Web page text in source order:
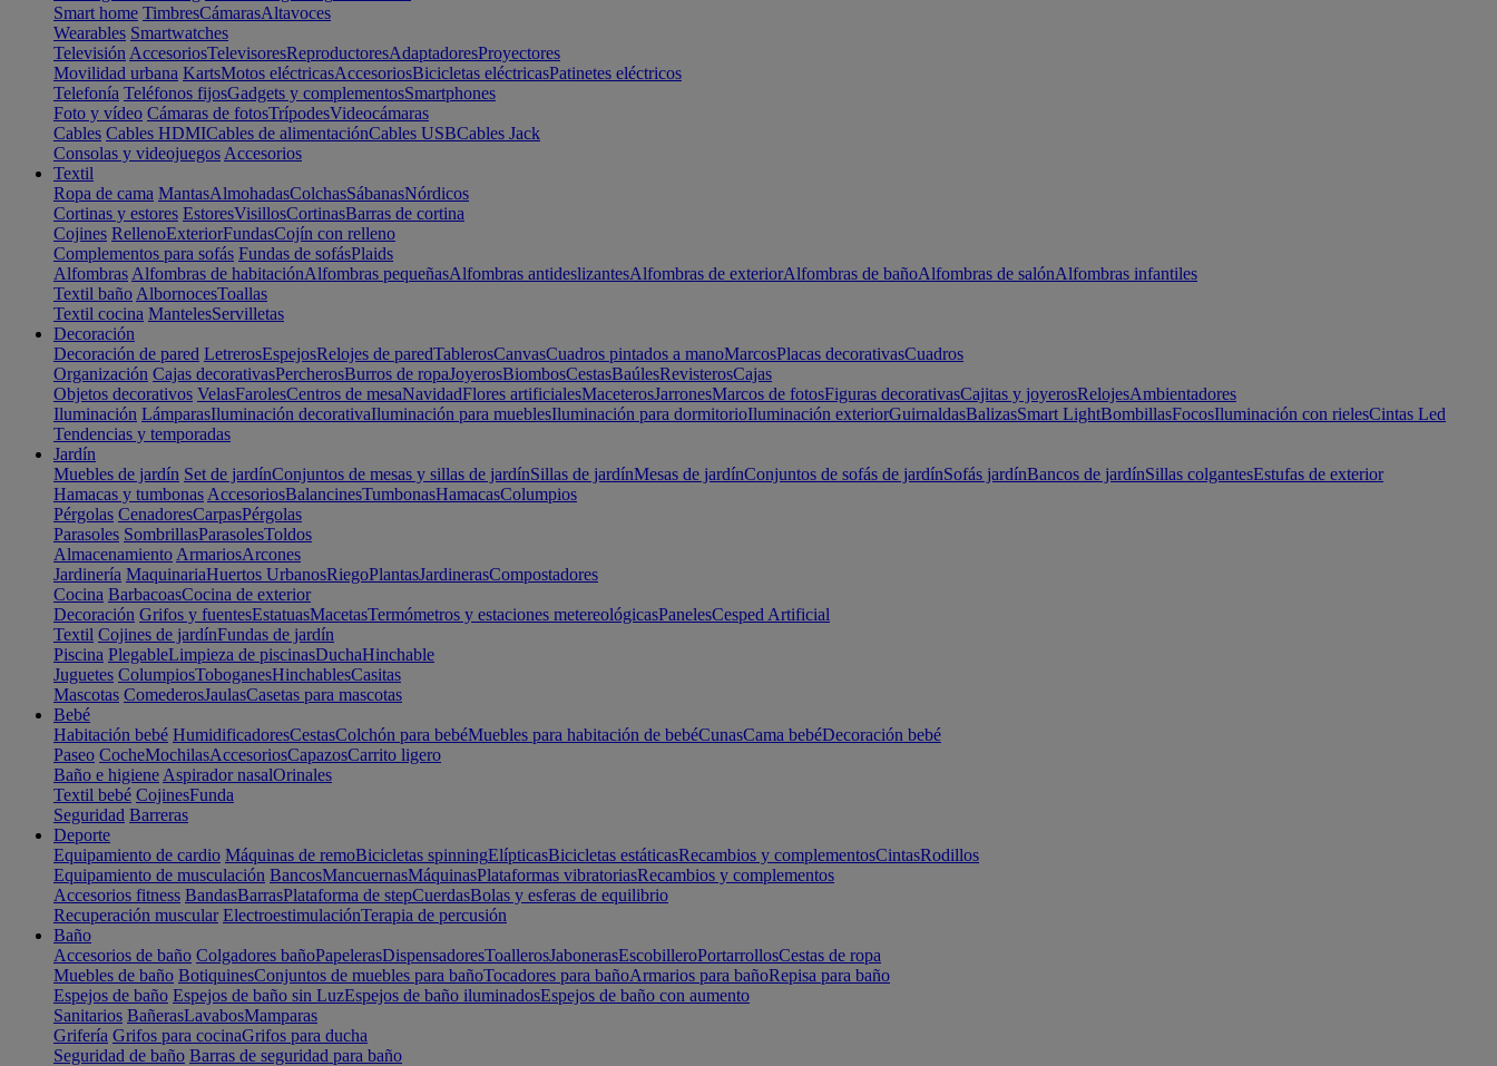
Smart home TimbresCámarasAltavoces
Wearables Smartwatches
Televisión AccesoriosTelevisoresReproductoresAdaptadoresProyectores
Movilidad urbana KartsMotos eléctricasAccesoriosBicicletas eléctricasPatinetes eléctricos
Telefonía Teléfonos fijosGadgets y complementosSmartphones
Foto y vídeo Cámaras de fotosTrípodesVideocámaras
Cables Cables HDMICables de alimentaciónCables USBCables Jack
Consolas y videojuegos Accesorios
Textil
Ropa de cama MantasAlmohadasColchasSábanasNórdicos
Cortinas y estores EstoresVisillosCortinasBarras de cortina
Cojines RellenoExteriorFundasCojín con relleno
Complementos para sofás Fundas de sofásPlaids
Alfombras Alfombras de habitaciónAlfombras pequeñasAlfombras antideslizantesAlfombras de exteriorAlfombras de bañoAlfombras de salónAlfombras infantiles
Textil baño AlbornocesToallas
Textil cocina MantelesServilletas
Decoración
Decoración de pared LetrerosEspejosRelojes de paredTablerosCanvasCuadros pintados a manoMarcosPlacas decorativasCuadros
Organización Cajas decorativasPercherosBurros de ropaJoyerosBiombosCestasBaúlesRevisterosCajas
Objetos decorativos VelasFarolesCentros de mesaNavidadFlores artificialesMaceterosJarronesMarcos de fotosFiguras decorativasCajitas y joyerosRelojesAmbientadores
Iluminación LámparasIluminación decorativaIluminación para mueblesIluminación para dormitorioIluminación exteriorGuirnaldasBalizasSmart LightBombillasFocosIluminación con rielesCintas Led
Tendencias y temporadas
Jardín
Muebles de jardín Set de jardínConjuntos de mesas y sillas de jardínSillas de jardínMesas de jardínConjuntos de sofás de jardínSofás jardínBancos de jardínSillas colgantesEstufas de exterior
Hamacas y tumbonas AccesoriosBalancinesTumbonasHamacasColumpios
Pérgolas CenadoresCarpasPérgolas
Parasoles SombrillasParasolesToldos
Almacenamiento ArmariosArcones
Jardinería MaquinariaHuertos UrbanosRiegoPlantasJardinerasCompostadores
Cocina BarbacoasCocina de exterior
Decoración Grifos y fuentesEstatuasMacetasTermómetros y estaciones metereológicasPanelesCesped Artificial
Textil Cojines de jardínFundas de jardín
Piscina PlegableLimpieza de piscinasDuchaHinchable
Juguetes ColumpiosToboganesHinchablesCasitas
Mascotas ComederosJaulasCasetas para mascotas
Bebé
Habitación bebé HumidificadoresCestasColchón para bebéMuebles para habitación de bebéCunasCama bebéDecoración bebé
Paseo CocheMochilasAccesoriosCapazosCarrito ligero
Baño e higiene Aspirador nasalOrinales
Textil bebé CojinesFunda
Seguridad Barreras
Deporte
Equipamiento de cardio Máquinas de remoBicicletas spinningElípticasBicicletas estáticasRecambios y complementosCintasRodillos
Equipamiento de musculación BancosMancuernasMáquinasPlataformas vibratoriasRecambios y complementos
Accesorios fitness BandasBarrasPlataforma de stepCuerdasBolas y esferas de equilibrio
Recuperación muscular ElectroestimulaciónTerapia de percusión
Baño
Accesorios de baño Colgadores bañoPapelerasDispensadoresToallerosJabonerasEscobilleroPortarrollosCestas de ropa
Muebles de baño BotiquinesConjuntos de muebles para bañoTocadores para bañoArmarios para bañoRepisa para baño
Espejos de baño Espejos de baño sin LuzEspejos de baño iluminadosEspejos de baño con aumento
Sanitarios BañerasLavabosMamparas
Grifería Grifos para cocinaGrifos para ducha
Seguridad de baño Barras de seguridad para baño